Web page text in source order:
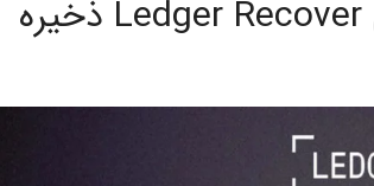
آیا اطلاعات شخصی کاربر در سرویس Ledger Recover ذخیره